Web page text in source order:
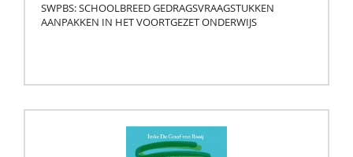
SWPBS: SCHOOLBREED GEDRAGSVRAAGSTUKKEN
AANPAKKEN IN HET VOORTGEZET ONDERWIJS